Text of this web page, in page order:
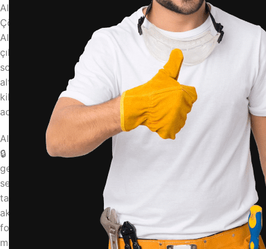
Altus Çamaşır Makinesi Kilidi Nasıl Açılır? | Adım Adım
Çözüm
Altus çamaşır makinesi kilidi açılmıyor mu? Bu sorunla başa
çıkmanın güvenli ve etkili yollarını öğrenin. Kilitlenme
sorunlarının nedenleri ve profesyonel çözümler.
altus çamaşır makinesi kilidi açma, çamaşır makinesi kapı
kilidi, altus kilit açılmıyor, çamaşır makinesi kapı sıkışması,
acil servis
Altus Çamaşır Makinesi Kapı Kilidi Neden Kilitli Kalır?
🔒 Altus çamaşır makinesinin kapı kilidinin açılmaması,
genellikle güvenlik özelliğinin bir sonucudur. Makine, su
seviyesi yüksekken, sıcakken veya program henüz
tamamlanmamışken kapının açılmasını önlemek için kilidi
aktif tutar. Bu, kullanıcı güvenliği için kritik bir
fonksiyondur. Ancak bazen program bitmesine veya
makine boşaltılmasına rağmen kilit mekanizması açılmaz.